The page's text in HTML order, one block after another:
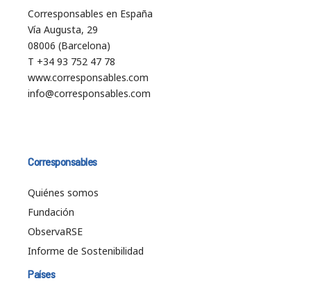
Corresponsables en España
Vía Augusta, 29
08006 (Barcelona)
T +34 93 752 47 78
www.corresponsables.com
info@corresponsables.com
Corresponsables
Quiénes somos
Fundación
ObservaRSE
Informe de Sostenibilidad
Países